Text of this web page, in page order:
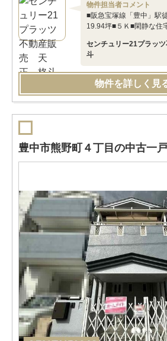
物件担当者コメント
■阪急宝塚線「豊中」駅
19.94坪■５Ｋ■閑静な住
センチュリー21プラッ
斗
物件を詳しく見
豊中市熊野町４丁目の中古一